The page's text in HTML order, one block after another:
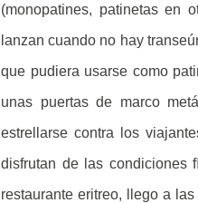
(monopatines, patinetas en
lanzan cuando no hay
que pudiera usarse como
unas puertas de marco
estrellarse contra los
disfrutan de las condiciones
restaurante eritreo, llego a